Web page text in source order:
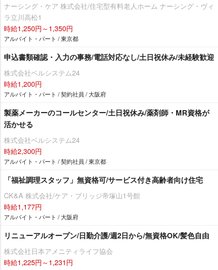
ナーシング・ケア 株式会社/住宅型有料老人ホーム ナーシング・ヴィ
ラ立川高松1
時給1,250円～1,350円
アルバイト・パート / 東京都
申込書類確認・入力の事務/電話対応なし/土日祝休み/未経験歓迎
株式会社ベルシステム24
時給1,200円
アルバイト・パート / 契約社員 / 大阪府
製薬メーカーのコールセンター/土日祝休み/薬剤師・MR資格が
活かせる
株式会社ベルシステム24
時給2,300円
アルバイト・パート / 契約社員 / 東京都
「福祉調理スタッフ」無資格可/サービス付き高齢者向け住宅
CK&A 株式会社/ケア・ブリッジ帝塚山1号館
時給1,177円
アルバイト・パート / 大阪府
リニューアルオープン/日勤介護/週2日から/無資格OK/髪色自由
株式会社日本アメニティライフ協会
時給1,225円～1,231円